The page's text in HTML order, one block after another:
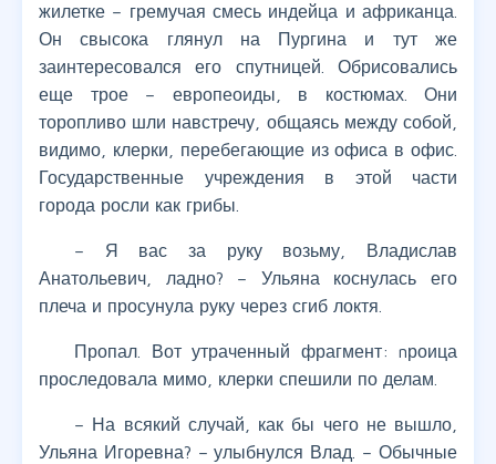
жилетке – гремучая смесь индейца и африканца.
Он свысока глянул на Пургина и тут же
заинтересовался его спутницей. Обрисовались
еще трое – европеоиды, в костюмах. Они
торопливо шли навстречу, общаясь между собой,
видимо, клерки, перебегающие из офиса в офис.
Государственные учреждения в этой части
города росли как грибы.
– Я вас за руку возьму, Владислав
Анатольевич, ладно? – Ульяна коснулась его
плеча и просунула руку через сгиб локтя.
Пропал. Вот утраченный фрагмент: nроица
проследовала мимо, клерки спешили по делам.
– На всякий случай, как бы чего не вышло,
Ульяна Игоревна? – улыбнулся Влад. – Обычные